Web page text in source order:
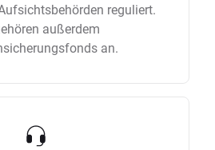
reguliert.
außerdem
an.